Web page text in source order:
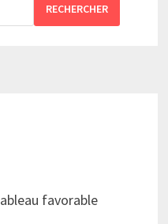
RECHERCHER
favorable